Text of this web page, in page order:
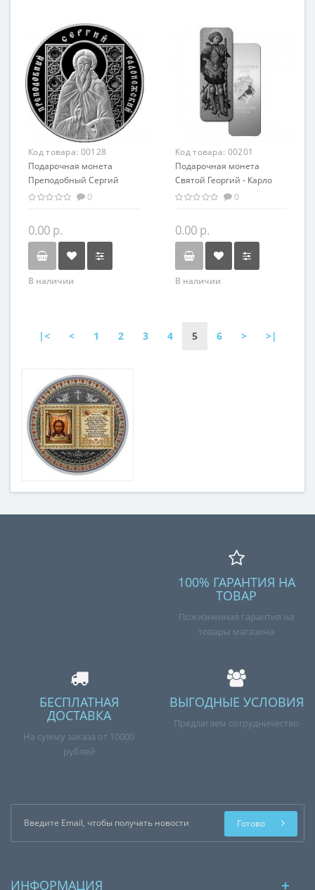
Код товара: 00128
Подарочная монета
Преподобный Сергий
Радонежский серебро
0
0.00 р.
В наличии
Код товара: 00201
Подарочная монета
Святой Георгий - Карло
Кривелли серебро 62.20 гр
0
0.00 р.
В наличии
|< < 1 2 3 4 5 6 > >|
100% ГАРАНТИЯ НА
ТОВАР
Пожизненная гарантия на
товары магазина
БЕСПЛАТНАЯ
ДОСТАВКА
На сумму заказа от 10000
рублей
ВЫГОДНЫЕ УСЛОВИЯ
Предлагаем сотрудничество
Готово
ИНФОРМАЦИЯ